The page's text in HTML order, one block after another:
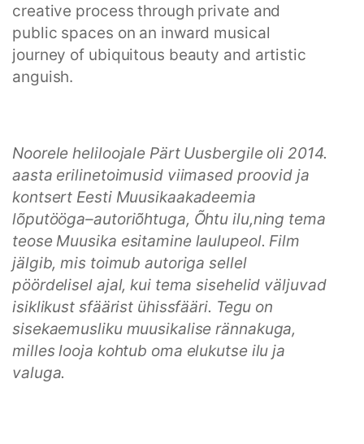
creative process through private and
public spaces on an inward musical
journey of ubiquitous beauty and artistic
anguish.
Noorele heliloojale Pärt Uusbergile oli 2014.
aasta erilinetoimusid viimased proovid ja
kontsert Eesti Muusikaakadeemia
lõputööga–autoriõhtuga, Õhtu ilu,ning tema
teose Muusika esitamine laulupeol. Film
jälgib, mis toimub autoriga sellel
pöördelisel ajal, kui tema sisehelid väljuvad
isiklikust sfäärist ühissfääri. Tegu on
sisekaemusliku muusikalise rännakuga,
milles looja kohtub oma elukutse ilu ja
valuga.